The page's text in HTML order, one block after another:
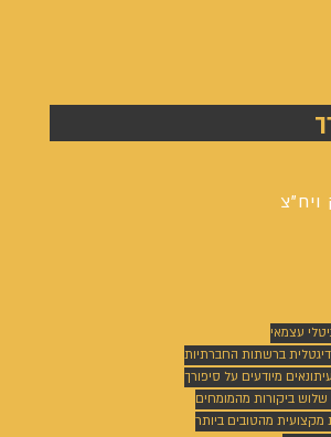
ויח"צ
עצמאי
דיגטלית ברשתות החברתיות
מיודעים על סיפורך
שלוש ביקורות מהמומחים
מקצועית מהטובים ביותר